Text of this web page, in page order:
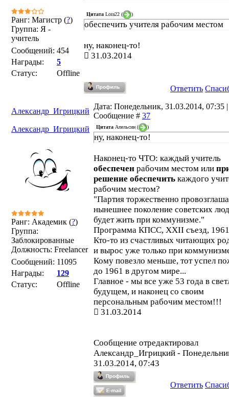
Ранг: Магистр (?)
Группа: Я -
учитель
Сообщений: 454
Награды:
5
Статус:
Offline
Цитата Lora22 ( )
обеспечить учителя рабочим местом
ну, наконец-то!
31.03.2014
Ответить
Александр_Игрицкий
Дата: Понедельник, 31.03.2014, 07:35 |
Сообщение # 37
Александр_Игрицкий
Ранг: Академик (?)
Группа:
Заблокированные
Должность: Freelancer
Сообщений: 11095
Награды:
129
Статус:
Offline
Цитата Апельсин ( )
ну, наконец-то!
Наконец-то ЧТО: каждый учитель
обеспечен рабочим местом или
решение обеспечить каждого
рабочим местом?
"Партия торжественно
нынешнее поколение советских
будет жить при коммунизме."
Программа КПСС, XXII съезд,
Кто-то из счастливых читающих
и вырос уже только при
Кому повезло меньше, тот успел
до 1961 в другом мире...
Главное - мы все уже 53 года в
будущем, и наконец со своим
персональным рабочим местом!!!
31.03.2014
Сообщение отредактировал
Александр_Игрицкий -
31.03.2014, 07:43
Ответить